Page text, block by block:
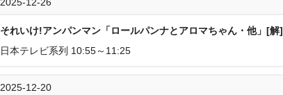
それいけ!アンパンマン「ロールパンナとアロマちゃん・他」[解]
日本テレビ系列 10:55～11:25
2025-12-20